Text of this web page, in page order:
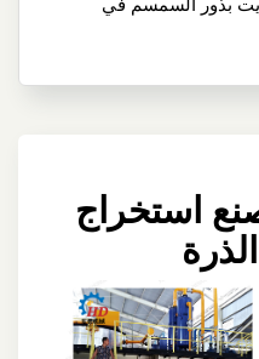
استخراج